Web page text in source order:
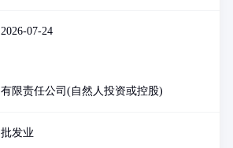
2026-07-24
有限责任公司(自然人投资或控股)
批发业